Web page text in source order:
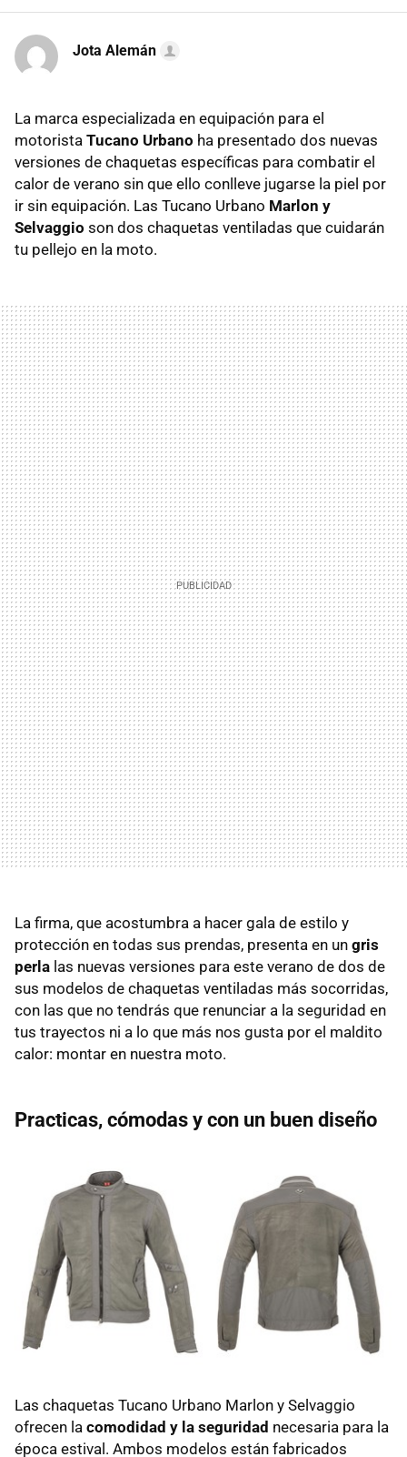
Jota Alemán
La marca especializada en equipación para el
motorista Tucano Urbano ha presentado dos nuevas
versiones de chaquetas específicas para combatir el
calor de verano sin que ello conlleve jugarse la piel por
ir sin equipación. Las Tucano Urbano Marlon y
Selvaggio son dos chaquetas ventiladas que cuidarán
tu pellejo en la moto.
La firma, que acostumbra a hacer gala de estilo y
protección en todas sus prendas, presenta en un gris
perla las nuevas versiones para este verano de dos de
sus modelos de chaquetas ventiladas más socorridas,
con las que no tendrás que renunciar a la seguridad en
tus trayectos ni a lo que más nos gusta por el maldito
calor: montar en nuestra moto.
Practicas, cómodas y con un buen diseño
Las chaquetas Tucano Urbano Marlon y Selvaggio
ofrecen la comodidad y la seguridad necesaria para la
época estival. Ambos modelos están fabricados